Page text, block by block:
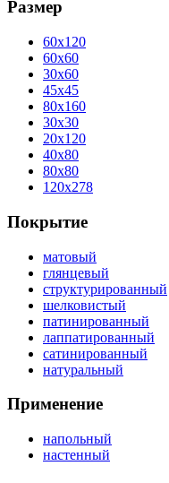
Размер
60x120
60x60
30x60
45x45
80x160
30x30
20x120
40x80
80x80
120x278
Покрытие
матовый
глянцевый
структурированный
шелковистый
патинированный
лаппатированный
сатинированный
натуральный
Применение
напольный
настенный